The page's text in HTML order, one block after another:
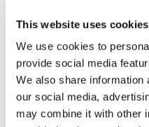
This website uses cookies
We use cookies to
provide social media
We also share information
our social media,
may combine it with other
Product Locator by Locally
Protégez la cabine du